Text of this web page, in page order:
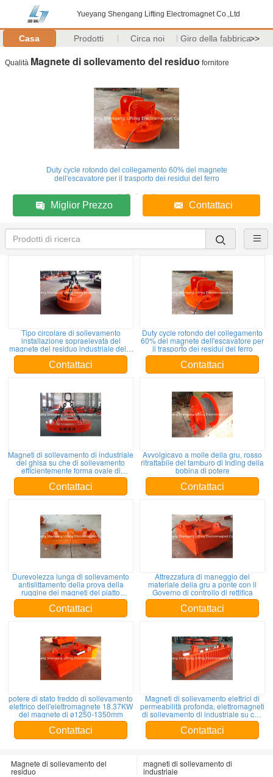
Yueyang Shengang Lifting Electromagnet Co.,Ltd
Casa Prodotti Circa noi Giro della fabbrica>>
Qualità Magnete di sollevamento del residuo fornitore
Duty cycle rotondo del collegamento 60% del magnete
dell'escavatore per il trasporto dei residui del ferro
Miglior Prezzo Contattaci
Tipo circolare di sollevamento
installazione sopraelevata del
magnete del residuo industriale della
gru
Contattaci
Duty cycle rotondo del collegamento
60% del magnete dell'escavatore per
il trasporto dei residui del ferro
Contattaci
Magneti di sollevamento di industriale
del ghisa su che di sollevamento
efficientemente forma ovale di
Capacit
Contattaci
Avvolgicavo a molle della gru, rosso
ritrattabile del tamburo di Inding della
bobina di potere
Contattaci
Durevolezza lunga di sollevamento
antislittamento della prova della
ruggine dei magneti del piatto
d'acciaio di progettazione della
maniglia
Contattaci
Attrezzatura di maneggio del
materiale della gru a ponte con il
Governo di controllo di rettifica
Contattaci
potere di stato freddo di sollevamento
elettrico dell'elettromagnete 18.37KW
del magnete di ø1250-1350mm
Contattaci
Magneti di sollevamento elettrici di
permeabilità profonda, elettromagneti
di sollevamento di industriale su che
di sollevamento Efficiecncy
Contattaci
Magnete di sollevamento del
residuo
magneti di sollevamento di
industriale